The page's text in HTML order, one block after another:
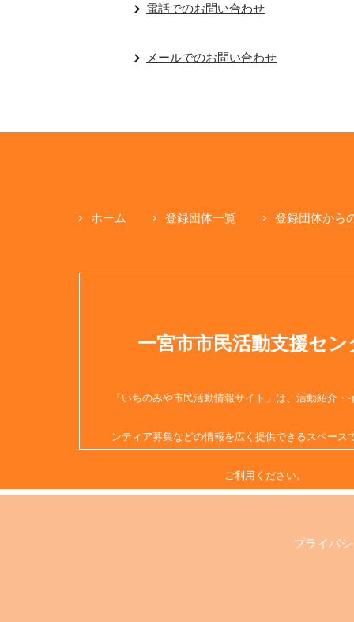
電話でのお問い合わせ
メールでのお問い合わせ
ホーム 登録団体一覧 登録団体から
一宮市市民活動支援セン
「いちのみや市民活動情報サイト」は、活動紹介・
ンティア募集などの情報を広く提供できるスペース
ご利用ください。
プライバ